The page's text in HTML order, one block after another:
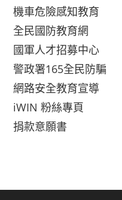
機車危險感知教育
全民國防教育網
國軍人才招募中心
警政署165全民防騙
網路安全教育宣導
iWIN 粉絲專頁
捐款意願書